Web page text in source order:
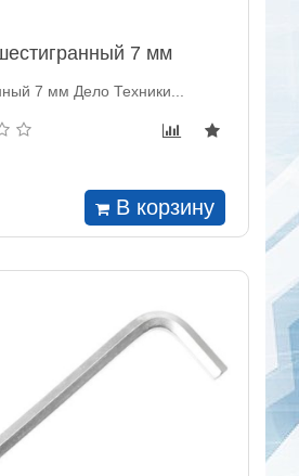
7 мм
7 мм Дело Техники...
В корзину